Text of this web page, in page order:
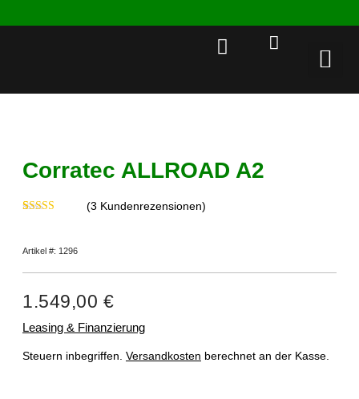
Corratec ALLROAD A2
basierend auf
Kundenbewertungen
(3 Kundenrezensionen)
Artikel #: 1296
1.549,00 €
Leasing & Finanzierung
Steuern inbegriffen. Versandkosten berechnet an der Kasse.